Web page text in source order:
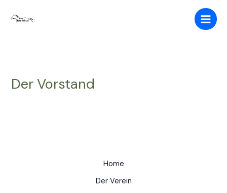
Inhalt
Der Vorstand
Home
Der Verein